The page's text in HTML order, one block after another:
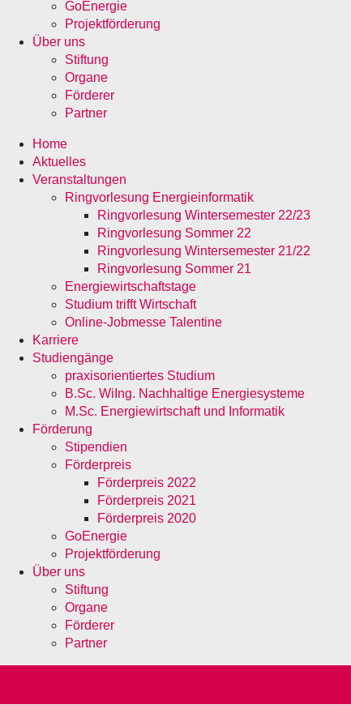
GoEnergie
Projektförderung
Über uns
Stiftung
Organe
Förderer
Partner
Home
Aktuelles
Veranstaltungen
Ringvorlesung Energieinformatik
Ringvorlesung Wintersemester 22/23
Ringvorlesung Sommer 22
Ringvorlesung Wintersemester 21/22
Ringvorlesung Sommer 21
Energiewirtschaftstage
Studium trifft Wirtschaft
Online-Jobmesse Talentine
Karriere
Studiengänge
praxisorientiertes Studium
B.Sc. WiIng. Nachhaltige Energiesysteme
M.Sc. Energiewirtschaft und Informatik
Förderung
Stipendien
Förderpreis
Förderpreis 2022
Förderpreis 2021
Förderpreis 2020
GoEnergie
Projektförderung
Über uns
Stiftung
Organe
Förderer
Partner